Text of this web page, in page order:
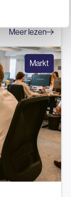
Meer lezen
Markt